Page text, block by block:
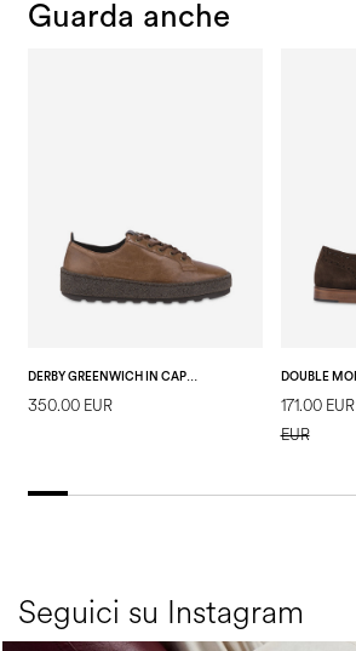
Guarda anche
DERBY GREENWICH IN CAPRA PULL UP T.MORO
350.00 EUR 171.00 EUR
EUR
Seguici su Instagram